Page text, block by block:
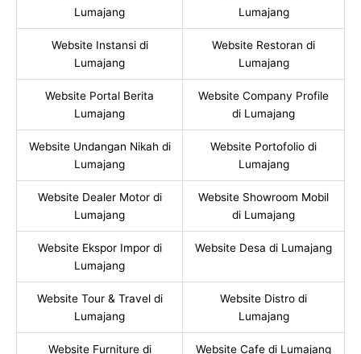
Lumajang
Lumajang
Website Instansi di
Lumajang
Website Restoran di
Lumajang
Website Portal Berita
Lumajang
Website Company Profile
di Lumajang
Website Undangan Nikah di
Lumajang
Website Portofolio di
Lumajang
Website Dealer Motor di
Lumajang
Website Showroom Mobil
di Lumajang
Website Ekspor Impor di
Lumajang
Website Desa di Lumajang
Website Tour & Travel di
Lumajang
Website Distro di
Lumajang
Website Furniture di Website Cafe di Lumajang